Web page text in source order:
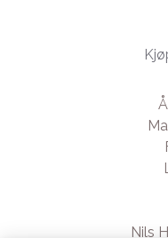
Nils